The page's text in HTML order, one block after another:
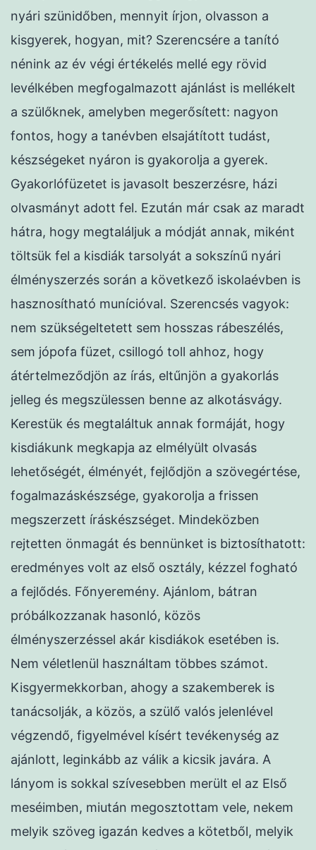
nyári szünidőben, mennyit írjon, olvasson a
kisgyerek, hogyan, mit? Szerencsére a tanító
nénink az év végi értékelés mellé egy rövid
levélkében megfogalmazott ajánlást is mellékelt
a szülőknek, amelyben megerősített: nagyon
fontos, hogy a tanévben elsajátított tudást,
készségeket nyáron is gyakorolja a gyerek.
Gyakorlófüzetet is javasolt beszerzésre, házi
olvasmányt adott fel. Ezután már csak az maradt
hátra, hogy megtaláljuk a módját annak, miként
töltsük fel a kisdiák tarsolyát a sokszínű nyári
élményszerzés során a következő iskolaévben is
hasznosítható munícióval. Szerencsés vagyok:
nem szükségeltetett sem hosszas rábeszélés,
sem jópofa füzet, csillogó toll ahhoz, hogy
átértelmeződjön az írás, eltűnjön a gyakorlás
jelleg és megszülessen benne az alkotásvágy.
Kerestük és megtaláltuk annak formáját, hogy
kisdiákunk megkapja az elmélyült olvasás
lehetőségét, élményét, fejlődjön a szövegértése,
fogalmazáskészsége, gyakorolja a frissen
megszerzett íráskészséget. Mindeközben
rejtetten önmagát és bennünket is biztosíthatott:
eredményes volt az első osztály, kézzel fogható
a fejlődés. Főnyeremény. Ajánlom, bátran
próbálkozzanak hasonló, közös
élményszerzéssel akár kisdiákok esetében is.
Nem véletlenül használtam többes számot.
Kisgyermekkorban, ahogy a szakemberek is
tanácsolják, a közös, a szülő valós jelenlével
végzendő, figyelmével kísért tevékenység az
ajánlott, leginkább az válik a kicsik javára. A
lányom is sokkal szívesebben merült el az Első
meséimben, miután megosztottam vele, nekem
melyik szöveg igazán kedves a kötetből, melyik